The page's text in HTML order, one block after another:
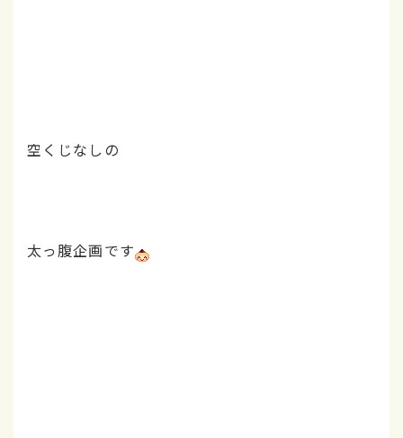
空くじなしの
太っ腹企画です